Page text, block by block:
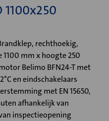
1100x250
rechthoekig,
mm x hoogte 250
Belimo BFN24-T met
en eindschakelaars
met EN 15650,
afhankelijk van
inspectieopening